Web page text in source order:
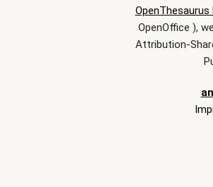
OpenThesaurus
OpenOffice ),
Attribution-